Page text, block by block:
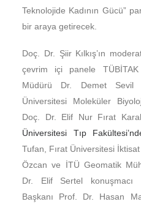
Teknolojide Kadının Gücü”
bir araya getirecek.
Doç. Dr. Şiir Kılkış’ın
çevrim içi panele
Müdürü Dr. Demet Sevil
Üniversitesi Moleküler
Doç. Dr. Elif Nur Fırat
Üniversitesi Tıp
Tufan, Fırat Üniversitesi
Özcan ve İTÜ Geomatik
Dr. Elif Sertel konuşmacı
Başkanı Prof. Dr. Hasan